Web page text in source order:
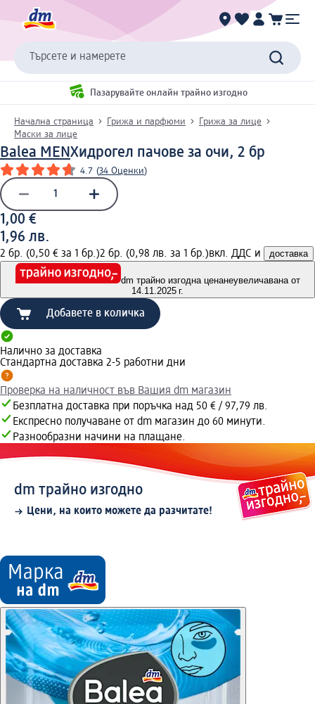
Търсете и намерете
Пазарувайте онлайн трайно изгодно
Начална страница Грижа и парфюми
Грижа за лице
Маски за лице
Balea MENХидрогел пачове за очи, 2 бр
4.7 (34 Оценки)
1,00 €
1,96 лв.
2 бр. (0,50 € за 1 бр.)2 бр. (0,98 лв. за 1 бр.)вкл. ДДС и доставка
dm трайно изгодна ценанеувеличавана от
14.11.2025 г.
Добавете в количка
Налично за доставка
Стандартна доставка 2-5 работни дни
Проверка на наличност във Вашия dm магазин
Безплатна доставка при поръчка над 50 € / 97,79 лв.
Експресно получаване от dm магазин до 60 минути.
Разнообразни начини на плащане.
dm трайно изгодно
Цени, на които можете да разчитате!